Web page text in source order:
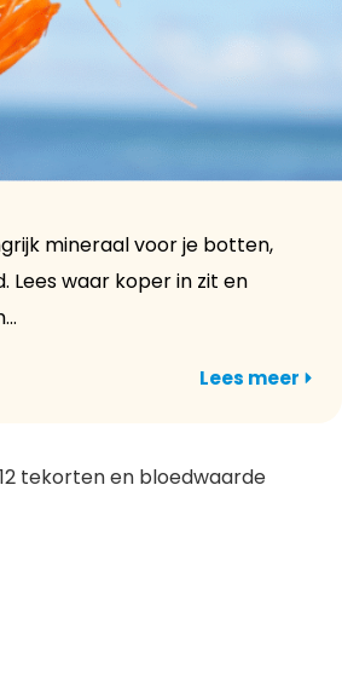
mineraal voor je botten,
Lees waar koper in zit en
Lees meer